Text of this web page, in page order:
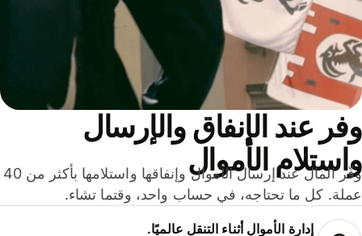
عند الإنفاق والإرسال
الأموال
وفّر المال عند إرسال الأموال وإنفاقها واستلامها بأكثر من 40
كل ما تحتاجه، في حساب واحد، وقتما تشاء.
إدارة الأموال أثناء التنقل عالميًا.